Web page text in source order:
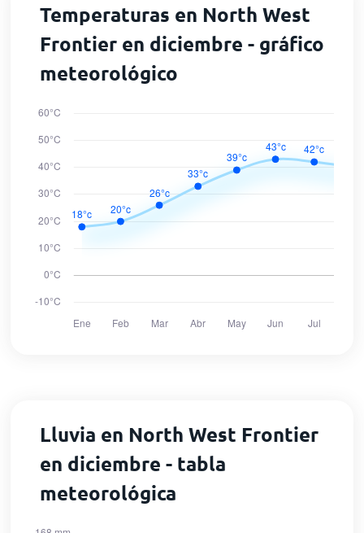
Temperaturas en North West
Frontier en diciembre - gráfico
meteorológico
Lluvia en North West Frontier
en diciembre - tabla
meteorológica